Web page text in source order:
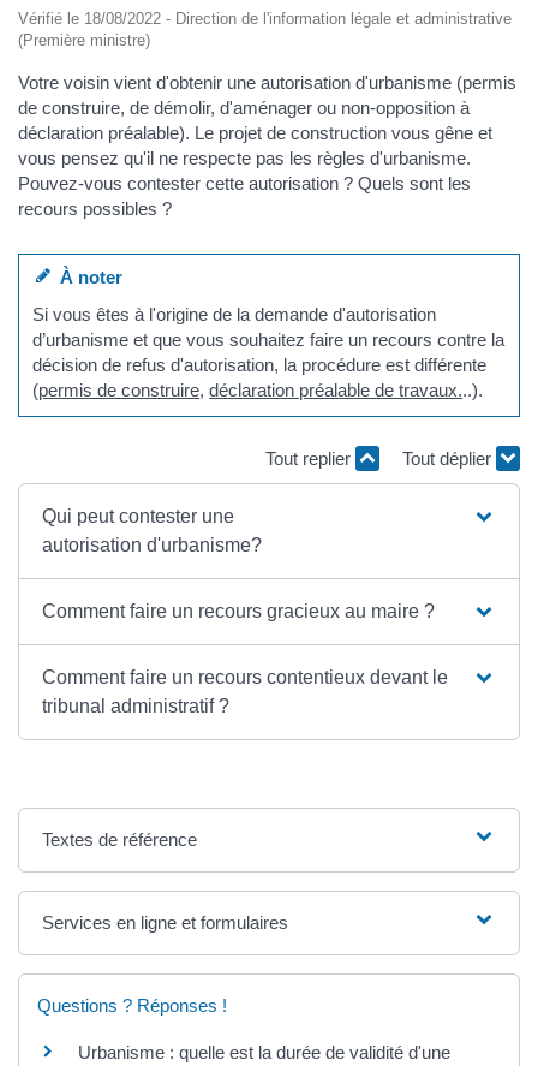
Vérifié le 18/08/2022 - Direction de l'information légale et administrative
(Première ministre)
Votre voisin vient d'obtenir une autorisation d'urbanisme (permis
de construire, de démolir, d'aménager ou non-opposition à
déclaration préalable). Le projet de construction vous gêne et
vous pensez qu'il ne respecte pas les règles d'urbanisme.
Pouvez-vous contester cette autorisation ? Quels sont les
recours possibles ?
À noter
Si vous êtes à l'origine de la demande d'autorisation
d’urbanisme et que vous souhaitez faire un recours contre la
décision de refus d'autorisation, la procédure est différente
(permis de construire,déclaration préalable de travaux...).
Tout replier Tout déplier
Qui peut contester une
autorisation d'urbanisme?
Comment faire un recours gracieux au maire ?
Comment faire un recours contentieux devant le
tribunal administratif ?
Textes de référence
Services en ligne et formulaires
Questions ? Réponses !
Urbanisme : quelle est la durée de validité d'une